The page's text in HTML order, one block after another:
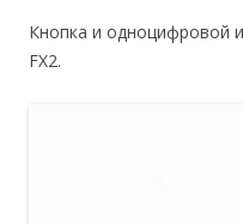
Кнопка и одноцифровой
FX2.